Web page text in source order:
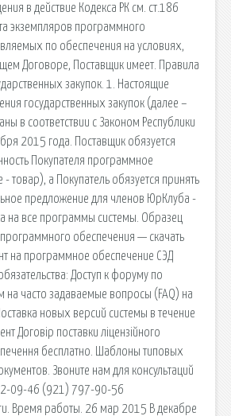
в действие Кодекса РК см. ст.186
экземпляров программного
по обеспечения на условиях,
Договоре, Поставщик имеет. Правила
закупок. 1. Настоящие
государственных закупок (далее –
в соответствии с Законом Республики
2015 года. Поставщик обязуется
Покупателя программное
товар), а Покупатель обязуется принять
предложение для членов ЮрКлуба -
на все программы системы. Образец
обеспечения — скачать
на программное обеспечение СЭД
Доступ к форуму по
на часто задаваемые вопросы (FAQ) на
новых версий системы в течение
Договір поставки ліцензійного
бесплатно. Шаблоны типовых
Звоните нам для консультаций
09-46 (921) 797-90-56
Время работы. 26 мар 2015 В декабре